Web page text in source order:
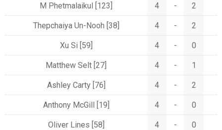
M Phetmalaikul [123] 4 - 2
Thepchaiya Un-Nooh [38] 4 - 2
Xu Si [59] 4 - 0
Matthew Selt [27] 4 - 1
Ashley Carty [76] 4 - 2
Anthony McGill [19] 4 - 0
Oliver Lines [58] 4 - 0